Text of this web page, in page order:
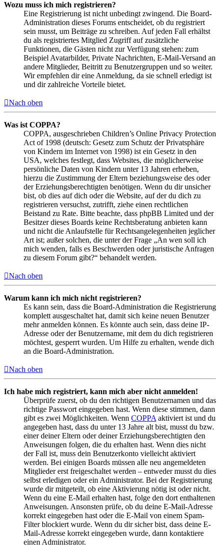
Wozu muss ich mich registrieren?
Eine Registrierung ist nicht unbedingt zwingend. Die Board-
Administration dieses Forums entscheidet, ob du registriert
sein musst, um Beiträge zu schreiben. Auf jeden Fall erhältst
du als registriertes Mitglied Zugriff auf zusätzliche
Funktionen, die Gästen nicht zur Verfügung stehen: zum
Beispiel Avatarbilder, Private Nachrichten, E-Mail-Versand an
andere Mitglieder, Beitritt zu Benutzergruppen und so weiter.
Wir empfehlen dir eine Anmeldung, da sie schnell erledigt ist
und dir zahlreiche Vorteile bietet.
Nach oben
Was ist COPPA?
COPPA, ausgeschrieben Children’s Online Privacy Protection
Act of 1998 (deutsch: Gesetz zum Schutz der Privatsphäre
von Kindern im Internet von 1998) ist ein Gesetz in den
USA, welches festlegt, dass Websites, die möglicherweise
persönliche Daten von Kindern unter 13 Jahren erheben,
hierzu die Zustimmung der Eltern beziehungsweise des oder
der Erziehungsberechtigten benötigen. Wenn du dir unsicher
bist, ob dies auf dich oder die Website, auf der du dich zu
registrieren versuchst, zutrifft, ziehe einen rechtlichen
Beistand zu Rate. Bitte beachte, dass phpBB Limited und der
Besitzer dieses Boards keine Rechtsberatung anbieten kann
und nicht die Anlaufstelle für Rechtsangelegenheiten jeglicher
Art ist; außer solchen, die unter der Frage „An wen soll ich
mich wenden, falls es Beschwerden oder juristische Anfragen
zu diesem Forum gibt?“ behandelt werden.
Nach oben
Warum kann ich mich nicht registrieren?
Es kann sein, dass die Board-Administration die Registrierung
komplett ausgeschaltet hat, damit sich keine neuen Benutzer
mehr anmelden können. Es könnte auch sein, dass deine IP-
Adresse oder der Benutzername, mit dem du dich registrieren
möchtest, gesperrt wurden. Um Hilfe zu erhalten, wende dich
an die Board-Administration.
Nach oben
Ich habe mich registriert, kann mich aber nicht anmelden!
Überprüfe zuerst, ob du den richtigen Benutzernamen und das
richtige Passwort eingegeben hast. Wenn diese stimmen, dann
gibt es zwei Möglichkeiten. Wenn COPPA aktiviert ist und du
angegeben hast, dass du unter 13 Jahre alt bist, musst du bzw.
einer deiner Eltern oder deiner Erziehungsberechtigten den
Anweisungen folgen, die du erhalten hast. Wenn dies nicht
der Fall ist, muss dein Benutzerkonto vielleicht aktiviert
werden. Bei einigen Boards müssen alle neu angemeldeten
Mitglieder erst freigeschaltet werden – entweder musst du dies
selbst erledigen oder ein Administrator. Bei der Registrierung
wurde dir mitgeteilt, ob eine Aktivierung nötig ist oder nicht.
Wenn du eine E-Mail erhalten hast, folge den dort enthaltenen
Anweisungen. Ansonsten prüfe, ob du deine E-Mail-Adresse
korrekt eingegeben hast oder die E-Mail von einem Spam-
Filter blockiert wurde. Wenn du dir sicher bist, dass deine E-
Mail-Adresse korrekt eingegeben wurde, dann kontaktiere
einen Administrator.